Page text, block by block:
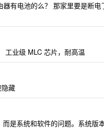
有电池的么？ 那家里要是断电
工业级 MLC 芯片，耐高温
藏
是系统和软件的问题。系统版